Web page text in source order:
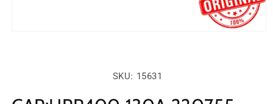
modal
SKU: 15631